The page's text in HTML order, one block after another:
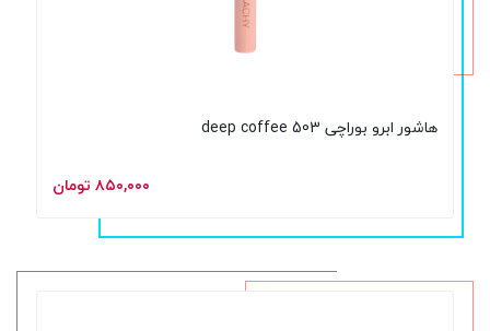
هاشور ابرو بوراچی 503 deep coffee
۸۵۰,۰۰۰ تومان